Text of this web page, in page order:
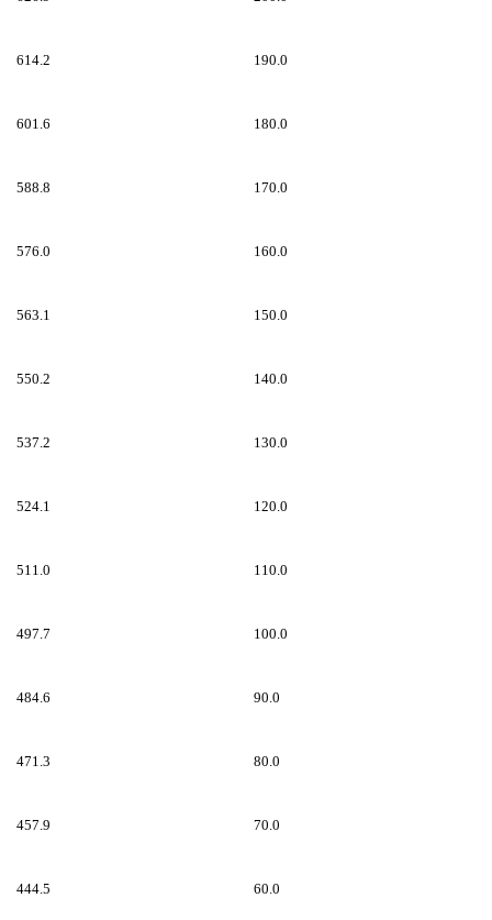
614.2 190.0
601.6 180.0
588.8 170.0
576.0 160.0
563.1 150.0
550.2 140.0
537.2 130.0
524.1 120.0
511.0 110.0
497.7 100.0
484.6 90.0
471.3 80.0
457.9 70.0
444.5 60.0